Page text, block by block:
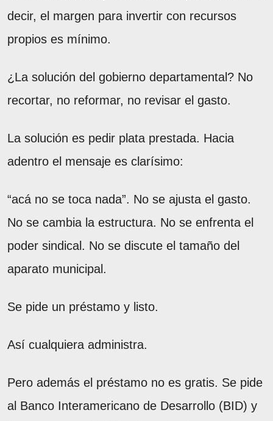
decir, el margen para invertir con recursos
propios es mínimo.
¿La solución del gobierno departamental? No
recortar, no reformar, no revisar el gasto.
La solución es pedir plata prestada. Hacia
adentro el mensaje es clarísimo:
“acá no se toca nada”. No se ajusta el gasto.
No se cambia la estructura. No se enfrenta el
poder sindical. No se discute el tamaño del
aparato municipal.
Se pide un préstamo y listo.
Así cualquiera administra.
Pero además el préstamo no es gratis. Se pide
al Banco Interamericano de Desarrollo (BID) y